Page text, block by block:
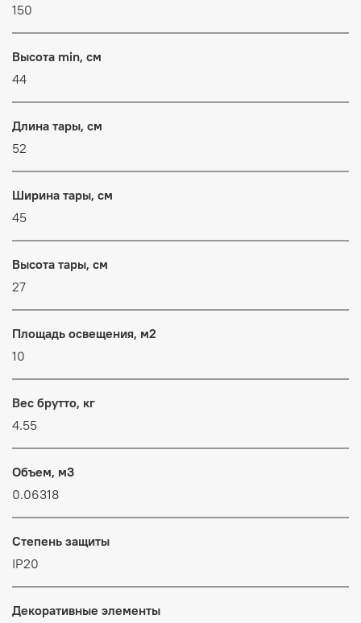
150
Высота min, см
44
Длина тары, см
52
Ширина тары, см
45
Высота тары, см
27
Площадь освещения, м2
10
Вес брутто, кг
4.55
Объем, м3
0.06318
Степень защиты
IP20
Декоративные элементы